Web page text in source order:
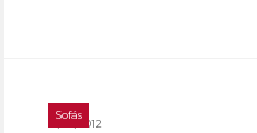
Sofás
15/06/2012